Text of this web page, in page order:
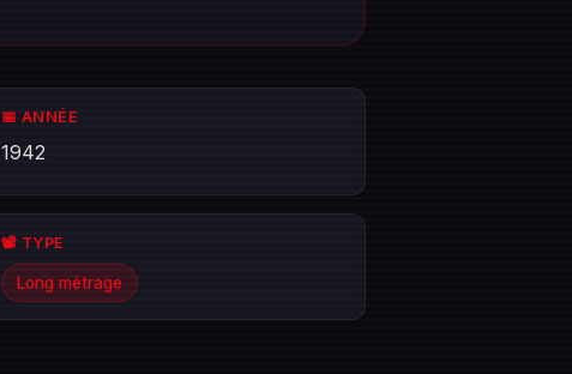
📅 ANNÉE
1942
📽️ TYPE
Long métrage